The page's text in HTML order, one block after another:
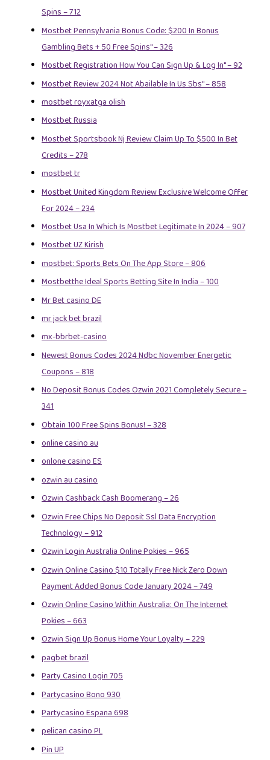
Spins – 712
Mostbet Pennsylvania Bonus Code: $200 In Bonus
Gambling Bets + 50 Free Spins" – 326
Mostbet Registration How You Can Sign Up & Log In" – 92
Mostbet Review 2024 Not Abailable In Us Sbs" – 858
mostbet royxatga olish
Mostbet Russia
Mostbet Sportsbook Nj Review Claim Up To $500 In Bet
Credits – 278
mostbet tr
Mostbet United Kingdom Review Exclusive Welcome Offer
For 2024 – 234
Mostbet Usa In Which Is Mostbet Legitimate In 2024 – 907
Mostbet UZ Kirish
‎mostbet: Sports Bets On The App Store – 806
Mostbetthe Ideal Sports Betting Site In India – 100
Mr Bet casino DE
mr jack bet brazil
mx-bbrbet-casino
Newest Bonus Codes 2024 Ndbc November Energetic
Coupons – 818
No Deposit Bonus Codes Ozwin 2021 Completely Secure –
341
Obtain 100 Free Spins Bonus! – 328
online casino au
onlone casino ES
ozwin au casino
Ozwin Cashback Cash Boomerang – 26
Ozwin Free Chips No Deposit Ssl Data Encryption
Technology – 912
Ozwin Login Australia Online Pokies – 965
Ozwin Online Casino $10 Totally Free Nick Zero Down
Payment Added Bonus Code January 2024 – 749
Ozwin Online Casino Within Australia: On The Internet
Pokies – 663
Ozwin Sign Up Bonus Home Your Loyalty – 229
pagbet brazil
Party Casino Login 705
Partycasino Bono 930
Partycasino Espana 698
pelican casino PL
Pin UP